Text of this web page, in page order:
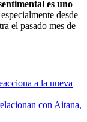
es uno
desde
el pasado mes de
a la nueva
con Aitana,